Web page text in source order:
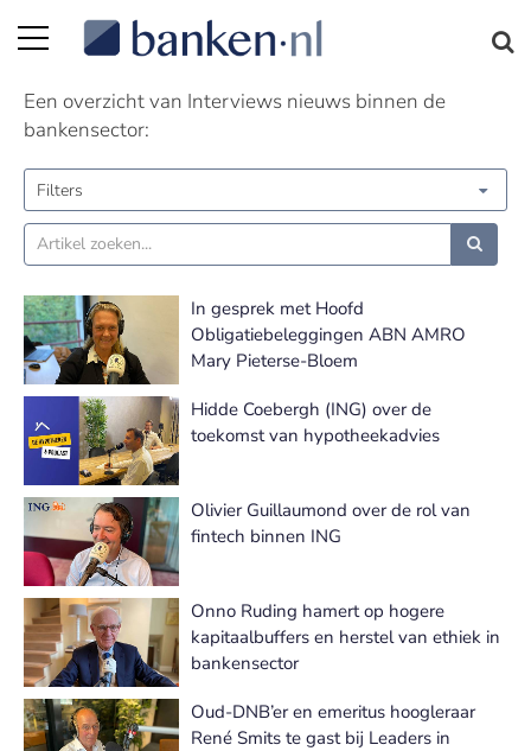
Interviews nieuws | Pagina 10
Een overzicht van Interviews nieuws binnen de
bankensector:
Filters
In gesprek met Hoofd
Obligatiebeleggingen ABN AMRO
Mary Pieterse-Bloem
Hidde Coebergh (ING) over de
toekomst van hypotheekadvies
Olivier Guillaumond over de rol van
fintech binnen ING
Onno Ruding hamert op hogere
kapitaalbuffers en herstel van ethiek in
bankensector
Oud-DNB’er en emeritus hoogleraar
René Smits te gast bij Leaders in